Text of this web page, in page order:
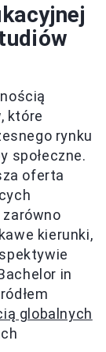
, które
rynku
społeczne.
oferta
kierunki,
in
globalnych